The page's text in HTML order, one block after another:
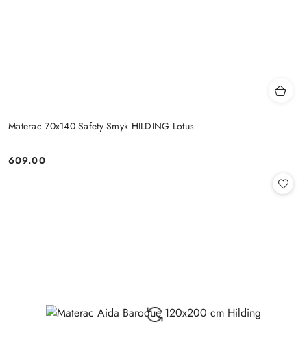
Materac 70x140 Safety Smyk HILDING Lotus
Cena:
609.00